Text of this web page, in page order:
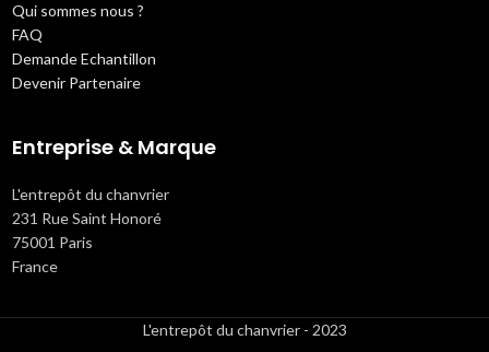
Qui sommes nous ?
FAQ
Demande Echantillon
Devenir Partenaire
Entreprise & Marque
L'entrepôt du chanvrier
231 Rue Saint Honoré
75001 Paris
France
L'entrepôt du chanvrier - 2023